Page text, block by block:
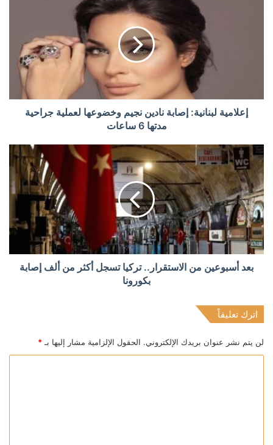
إعلامية لبنانية: إصابة نادين نجيم وخضوعها لعملية جراحية
مدتها 6 ساعات
بعد أسبوعين من الاستقرار.. تركيا تسجل أكثر من ألف إصابة
بكورونا
اترك تعليقاً
لن يتم نشر عنوان بريدك الإلكتروني. الحقول الإلزامية مشار إليها بـ *